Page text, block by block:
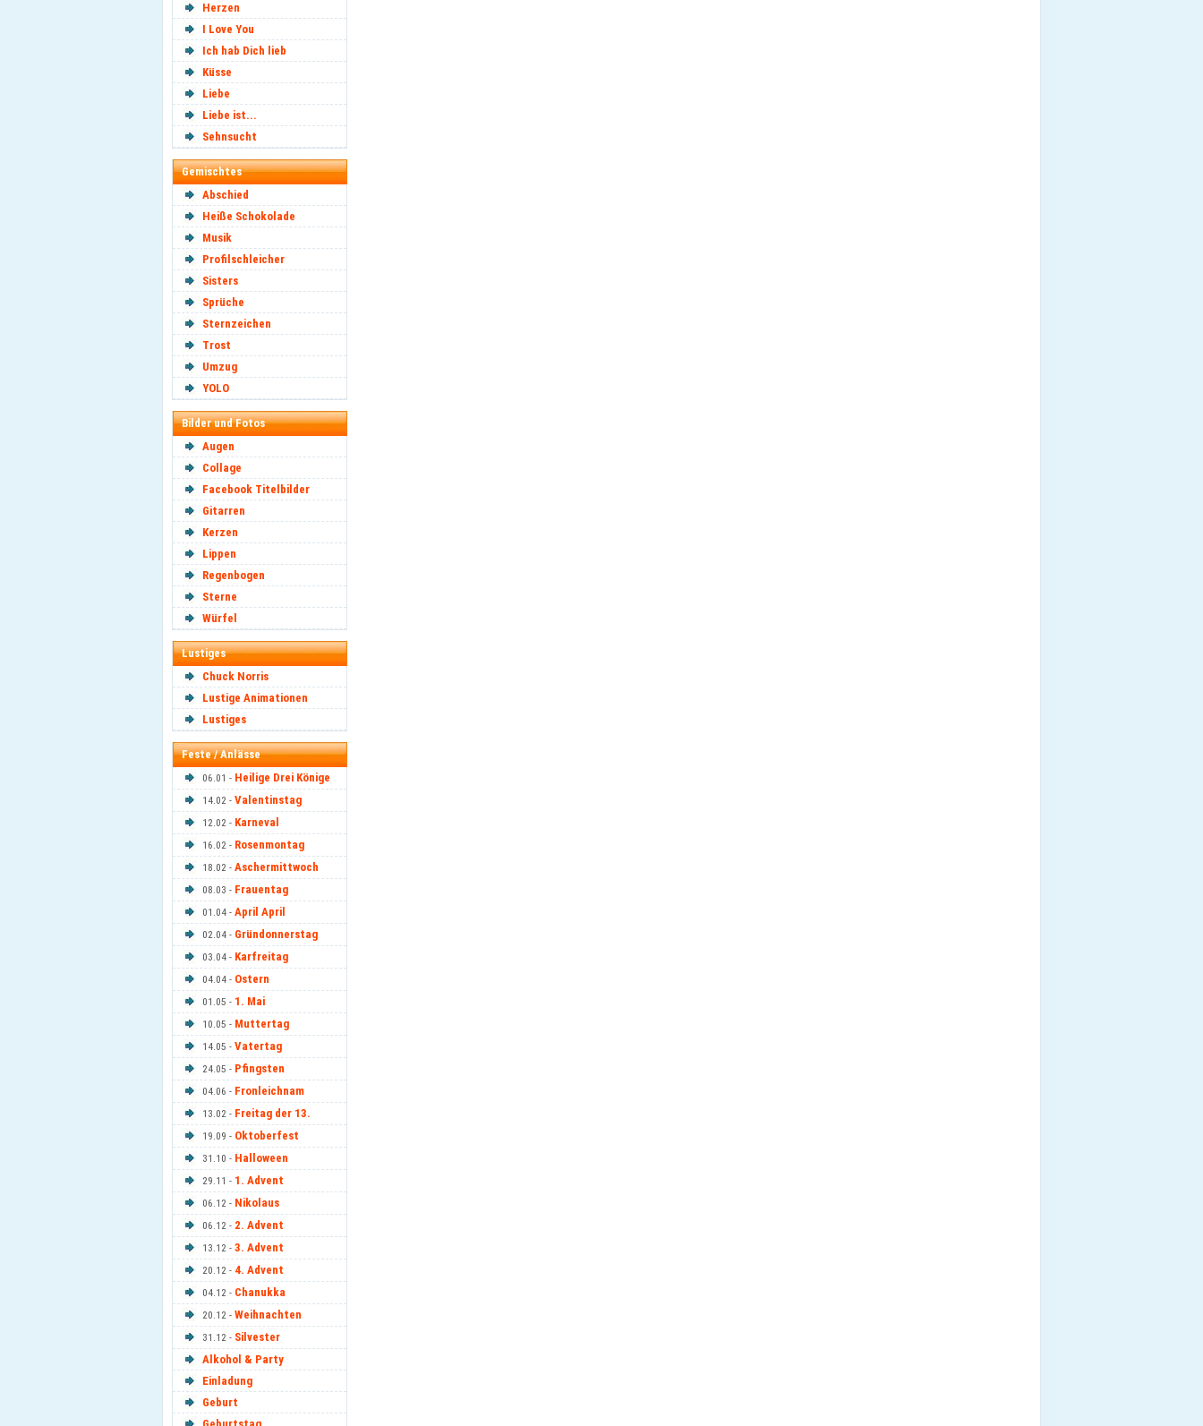
Herzen
I Love You
Ich hab Dich lieb
Küsse
Liebe
Liebe ist...
Sehnsucht
Gemischtes
Abschied
Heiße Schokolade
Musik
Profilschleicher
Sisters
Sprüche
Sternzeichen
Trost
Umzug
YOLO
Bilder und Fotos
Augen
Collage
Facebook Titelbilder
Gitarren
Kerzen
Lippen
Regenbogen
Sterne
Würfel
Lustiges
Chuck Norris
Lustige Animationen
Lustiges
Feste / Anlässe
06.01 - Heilige Drei Könige
14.02 - Valentinstag
12.02 - Karneval
16.02 - Rosenmontag
18.02 - Aschermittwoch
08.03 - Frauentag
01.04 - April April
02.04 - Gründonnerstag
03.04 - Karfreitag
04.04 - Ostern
01.05 - 1. Mai
10.05 - Muttertag
14.05 - Vatertag
24.05 - Pfingsten
04.06 - Fronleichnam
13.02 - Freitag der 13.
19.09 - Oktoberfest
31.10 - Halloween
29.11 - 1. Advent
06.12 - Nikolaus
06.12 - 2. Advent
13.12 - 3. Advent
20.12 - 4. Advent
04.12 - Chanukka
20.12 - Weihnachten
31.12 - Silvester
Alkohol & Party
Einladung
Geburt